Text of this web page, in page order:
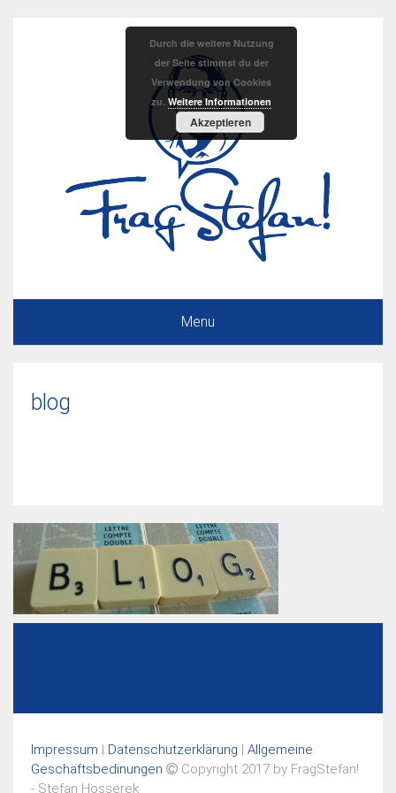
Menu
blog
Impressum | Datenschutzerklärung | Allgemeine
Geschäftsbedinungen
Copyright 2017 by FragStefan!
- Stefan Hosserek
Durch die weitere Nutzung
der Seite stimmst du der
Verwendung von Cookies
zu. Weitere Informationen
Akzeptieren